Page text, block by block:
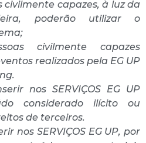
civilmente capazes, à luz da
poderão utilizar o
civilmente capazes
realizados pela EG UP
nos SERVIÇOS EG UP
considerado ilícito ou
de terceiros.
nos SERVIÇOS EG UP, por